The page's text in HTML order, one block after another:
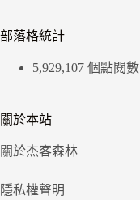
部落格統計
5,929,107 個點閱數
關於本站
關於杰客森林
隱私權聲明